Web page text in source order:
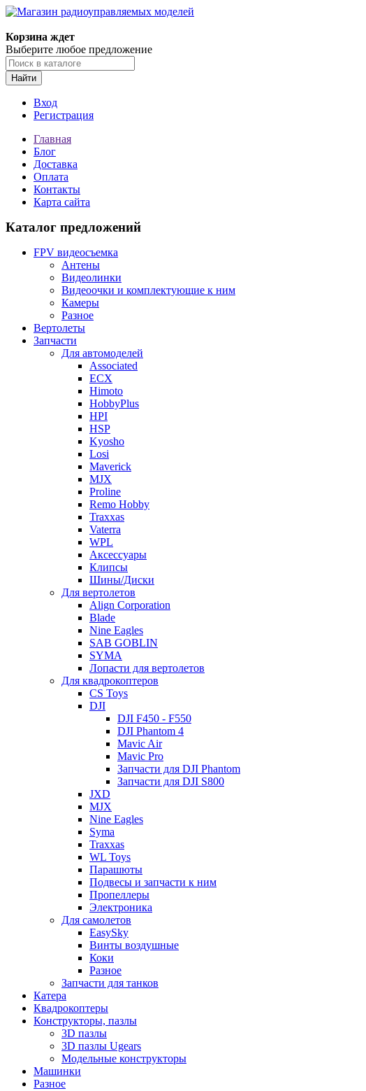
Корзина ждет
Выберите любое предложение
Найти
Вход
Регистрация
Главная
Блог
Доставка
Оплата
Контакты
Карта сайта
Каталог предложений
FPV видеосъемка
Антены
Видеолинки
Видеоочки и комплектующие к ним
Камеры
Разное
Вертолеты
Запчасти
Для автомоделей
Associated
ECX
Himoto
HobbyPlus
HPI
HSP
Kyosho
Losi
Maverick
MJX
Proline
Remo Hobby
Traxxas
Vaterra
WPL
Аксессуары
Клипсы
Шины/Диски
Для вертолетов
Align Corporation
Blade
Nine Eagles
SAB GOBLIN
SYMA
Лопасти для вертолетов
Для квадрокоптеров
CS Toys
DJI
DJI F450 - F550
DJI Phantom 4
Mavic Air
Mavic Pro
Запчасти для DJI Phantom
Запчасти для DJI S800
JXD
MJX
Nine Eagles
Syma
Traxxas
WL Toys
Парашюты
Подвесы и запчасти к ним
Пропеллеры
Электроника
Для самолетов
EasySky
Винты воздушные
Коки
Разное
Запчасти для танков
Катера
Квадрокоптеры
Конструкторы, пазлы
3D пазлы
3D пазлы Ugears
Модельные конструкторы
Машинки
Разное